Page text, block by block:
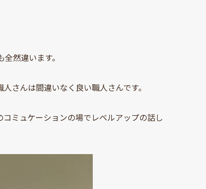
然違います。
さんは間違いなく良い職人さんです。
ミュケーションの場でレベルアップの話し